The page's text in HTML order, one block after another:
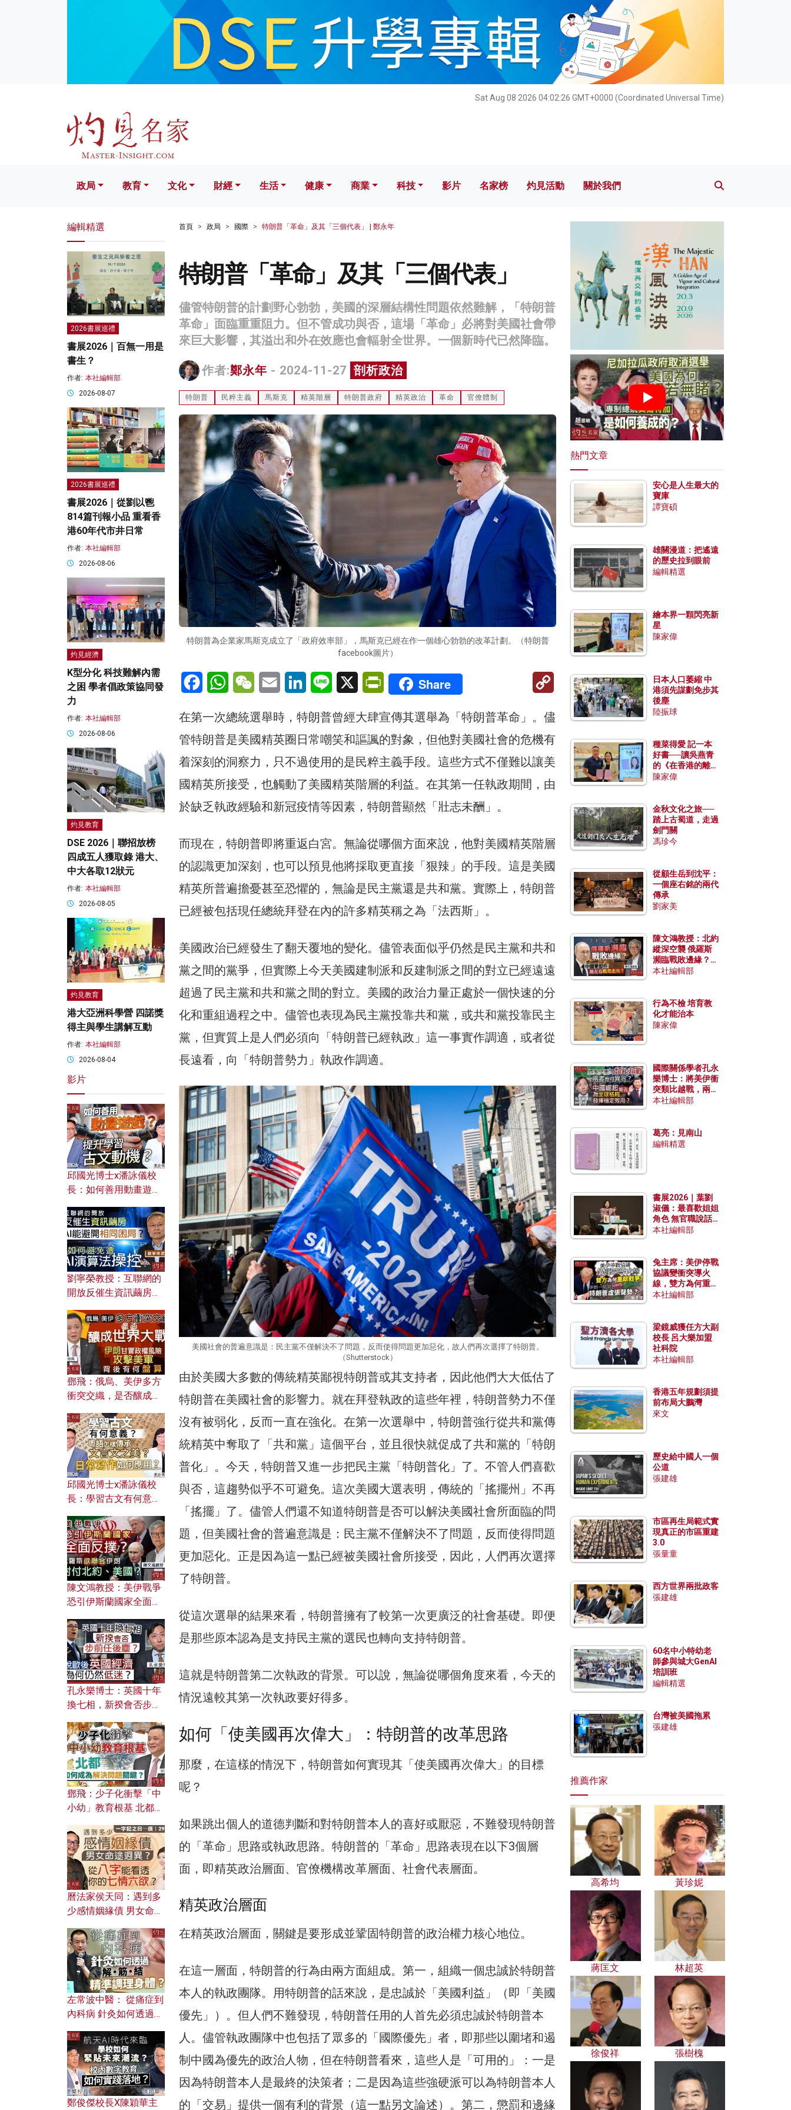
Sat Aug 08 2026 04:02:28 GMT+0000 (Coordinated Universal Time)
文化 財經 生活 健康 科技 影片 名家榜 灼見活動 關於我們
政局 教育 文化 財經 生活 健康 商業 科技 影片 名家榜 灼見活動 關於我們
首頁 政局 國際 特朗普「革命」及其「三個代表」 | 鄭永年
特朗普「革命」及其「三個代表」
儘管特朗普的計劃野心勃勃，美國的深層結構性問題依然難解，「特朗普
革命」面臨重重阻力。但不管成功與否，這場「革命」必將對美國社會帶
來巨大影響，其溢出和外在效應也會輻射全世界。一個新時代已然降臨。
作者:鄭永年 - 2024-11-27 剖析政治
特朗普 民粹主義 馬斯克 精英階層 特朗普政府 精英政治 革命 官僚體制
特朗普為企業家馬斯克成立了「政府效率部」，馬斯克已經在作一個雄心勃勃的改革計劃。（特朗普
facebook圖片）
FacebookWhatsAppWeChatEmail LinkedInLine X PrintFriendly
Share
Copy
在第一次總統選舉時，特朗普曾經大肆宣傳其選舉為「特朗普革命」。儘
管特朗普是美國精英圈日常嘲笑和謳諷的對象，但他對美國社會的危機有
着深刻的洞察力，只不過使用的是民粹主義手段。這些方式不僅難以讓美
國精英所接受，也觸動了美國精英階層的利益。在其第一任執政期間，由
於缺乏執政經驗和新冠疫情等因素，特朗普顯然「壯志未酬」。
而現在，特朗普即將重返白宮。無論從哪個方面來說，他對美國精英階層
的認識更加深刻，也可以預見他將採取更直接「狠辣」的手段。這是美國
精英所普遍擔憂甚至恐懼的，無論是民主黨還是共和黨。實際上，特朗普
已經被包括現任總統拜登在內的許多精英稱之為「法西斯」。
美國政治已經發生了翻天覆地的變化。儘管表面似乎仍然是民主黨和共和
黨之間的黨爭，但實際上今天美國建制派和反建制派之間的對立已經遠遠
超過了民主黨和共和黨之間的對立。美國的政治力量正處於一個快速的分
化和重組過程之中。儘管也表現為民主黨投靠共和黨，或共和黨投靠民主
黨，但實質上是人們必須向「特朗普已經執政」這一事實作調適，或者從
長遠看，向「特朗普勢力」執政作調適。
美國社會的普遍意識是：民主黨不僅解決不了問題，反而使得問題更加惡化，故人們再次選擇了特朗普。
（Shutterstock）
由於美國大多數的傳統精英鄙視特朗普或其支持者，因此他們大大低估了
特朗普在美國社會的影響力。就在拜登執政的這些年裡，特朗普勢力不僅
沒有被弱化，反而一直在強化。在第一次選舉中，特朗普強行從共和黨傳
統精英中奪取了「共和黨」這個平台，並且很快就促成了共和黨的「特朗
普化」。今天，特朗普又進一步把民主黨「特朗普化」了。不管人們喜歡
與否，這趨勢似乎不可避免。這次美國大選表明，傳統的「搖擺州」不再
「搖擺」了。儘管人們還不知道特朗普是否可以解決美國社會所面臨的問
題，但美國社會的普遍意識是：民主黨不僅解決不了問題，反而使得問題
更加惡化。正是因為這一點已經被美國社會所接受，因此，人們再次選擇
了特朗普。
從這次選舉的結果來看，特朗普擁有了較第一次更廣泛的社會基礎。即便
是那些原本認為是支持民主黨的選民也轉向支持特朗普。
這就是特朗普第二次執政的背景。可以說，無論從哪個角度來看，今天的
情況遠較其第一次執政要好得多。
如何「使美國再次偉大」：特朗普的改革思路
那麼，在這樣的情況下，特朗普如何實現其「使美國再次偉大」的目標
呢？
如果跳出個人的道德判斷和對特朗普本人的喜好或厭惡，不難發現特朗普
的「革命」思路或執政思路。特朗普的「革命」思路表現在以下3個層
面，即精英政治層面、官僚機構改革層面、社會代表層面。
精英政治層面
在精英政治層面，關鍵是要形成並鞏固特朗普的政治權力核心地位。
在這一層面，特朗普的行為由兩方面組成。第一，組織一個忠誠於特朗普
本人的執政團隊。用特朗普的話來說，是忠誠於「美國利益」（即「美國
優先」）。但人們不難發現，特朗普任用的人首先必須忠誠於特朗普本
人。儘管執政團隊中也包括了眾多的「國際優先」者，即那些以圍堵和遏
制中國為優先的政治人物，但在特朗普看來，這些人是「可用的」：一是
因為特朗普本人是最終的決策者；二是因為這些強硬派可以為特朗普本人
的「交易」提供一個有利的背景（這一點另文論述）。第二，懲罰和邊緣
編輯精選
2026書展巡禮
書展2026｜百無一用是
書生？
作者: 本社編輯部
2026-08-07
2026書展巡禮
書展2026｜從劉以鬯
814篇刊報小品 重看香
港60年代市井日常
作者: 本社編輯部
2026-08-06
灼見經濟
K型分化 科技難解內需
之困 學者倡政策協同發
力
作者: 本社編輯部
2026-08-06
灼見教育
DSE 2026｜聯招放榜
四成五人獲取錄 港大、
中大各取12狀元
作者: 本社編輯部
2026-08-05
灼見教育
港大亞洲科學營 四諾獎
得主與學生講解互動
作者: 本社編輯部
2026-08-04
影片
邱國光博士x潘詠儀校
長：如何善用動畫遊戲
劉寧榮教授：互聯網的
開放反催生資訊繭房，
何避免遭AI演算法操
控？
鄧飛：俄烏、美伊多方
衝突交織，是否釀成世
風險攻擊美軍，背後有
何盤算？
邱國光博士x潘詠儀校
長：學習古文有何意
文之美？ 日常寫作如何
應用？
陳文鴻教授：美伊戰爭
恐引伊斯蘭國家全面反
對付北約美國？
孔永樂博士：英國十年
換七相，新揆會否步前
濟為何仍然低迷？
鄧飛：少子化衝擊「中
小幼」教育根基 北都如
曆法家侯天同：遇到多
少感情姻緣債 男女命途
的七情六欲？
左常波中醫： 從痛症到
內科病 針灸如何透過解
鄭俊傑校長X陳穎華主
熱門文章
安心是人生最大的
寶庫
譚寶碩
雄關漫道：把遙遠
的歷史拉到眼前
編輯精選
繪本界一顆閃亮新
星
陳家偉
日本人口萎縮 中
港須先謀劃免步其
後塵
陸振球
種菜得愛 記一本
好書──讀吳燕青
的《在香港的離島
種菜》
陳家偉
金秋文化之旅──
踏上古蜀道，走過
劍門關
馮珍今
從顧生岳到沈平：
一個座右銘的兩代
傳承
劉家美
陳文鴻教授：北約
縱深空襲 俄羅斯
瀕臨戰敗邊緣？中
國零部件能左右戰
本社編輯部
行為不檢 培育教
化才能治本
陳家偉
國際關係學者孔永
樂博士：將美伊衝
突類比越戰，兩者
有何異同？中國崛
本社編輯部
葛亮：見南山
編輯精選
書展2026｜葉劉
淑儀：最喜歡姐姐
角色 無官職說話
包袱少
本社編輯部
兔主席：美伊停戰
協議變衝突導火
線，雙方為何重啟
戰爭？伊朗一早洞
本社編輯部
梁鏡威獲任方大副
校長 呂大樂加盟
社科院
本社編輯部
香港五年規劃須提
前布局大鵬灣
來文
歷史給中國人一個
公道
張建雄
市區再生局範式實
現真正的市區重建
3.0
張量童
西方世界兩批政客
張建雄
60名中小特幼老
師參與城大GenAI
培訓班
編輯精選
台灣被美國拖累
張建雄
推薦作家
高希均 黃珍妮
蔣匡文 林超英
徐俊祥 張樹槐